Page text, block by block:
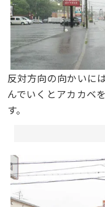
反対方向の向かいに
んでいくとアカカベ
す。